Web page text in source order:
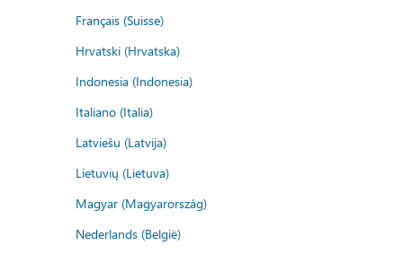
Français (Suisse)
Hrvatski (Hrvatska)
Indonesia (Indonesia)
Italiano (Italia)
Latviešu (Latvija)
Lietuvių (Lietuva)
Magyar (Magyarország)
Nederlands (België)